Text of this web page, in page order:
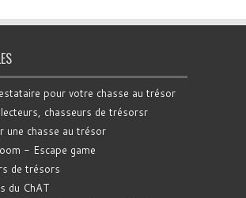
pour votre chasse au trésor
chasseurs de trésorsr
une chasse au trésor
- Escape game
de trésors
du ChAT